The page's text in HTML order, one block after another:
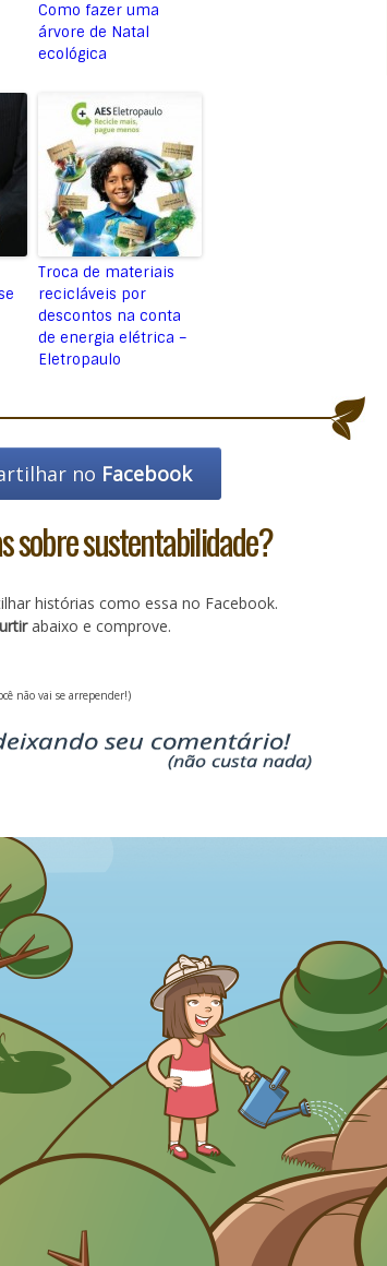
Como fazer uma
árvore de Natal
ecológica
Troca de materiais
recicláveis por
descontos na conta
de energia elétrica –
Eletropaulo
no Facebook
sobre sustentabilidade?
histórias como essa no Facebook.
abaixo e comprove.
não vai se arrepender!)